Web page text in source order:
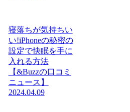
寝落ちが気持ちい
い!iPhoneの秘密の
設定で快眠を手に
入れる方法
【&Buzzの口コミ
ニュース】
2024.04.09